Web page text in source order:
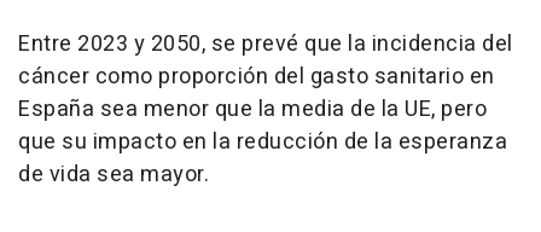
Entre 2023 y 2050, se prevé que la incidencia del
cáncer como proporción del gasto sanitario en
España sea menor que la media de la UE, pero
que su impacto en la reducción de la esperanza
de vida sea mayor.